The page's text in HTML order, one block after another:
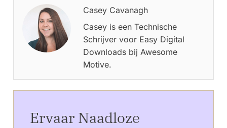
Casey Cavanagh
Casey is een Technische
Schrijver voor Easy Digital
Downloads bij Awesome
Motive.
Ervaar Naadloze